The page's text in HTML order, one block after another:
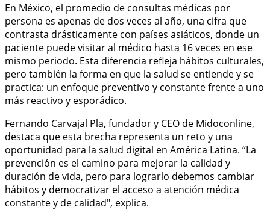
En México, el promedio de consultas médicas por
persona es apenas de dos veces al año, una cifra que
contrasta drásticamente con países asiáticos, donde un
paciente puede visitar al médico hasta 16 veces en ese
mismo periodo. Esta diferencia refleja hábitos culturales,
pero también la forma en que la salud se entiende y se
practica: un enfoque preventivo y constante frente a uno
más reactivo y esporádico.
Fernando Carvajal Pla, fundador y CEO de Midoconline,
destaca que esta brecha representa un reto y una
oportunidad para la salud digital en América Latina. “La
prevención es el camino para mejorar la calidad y
duración de vida, pero para lograrlo debemos cambiar
hábitos y democratizar el acceso a atención médica
constante y de calidad", explica.